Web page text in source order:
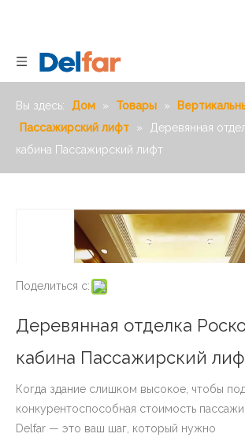
Вы здесь: Дом » Товары »
Пассажирский лифт
»
Деревянная
кабина Пассажирский лифт
Поделиться с:
Деревянная отделка
кабина Пассажирский
Когда здание слишком высокое, чтобы
конкурентоспособная стоимость
Delfar — это ваш шаг, который нужно